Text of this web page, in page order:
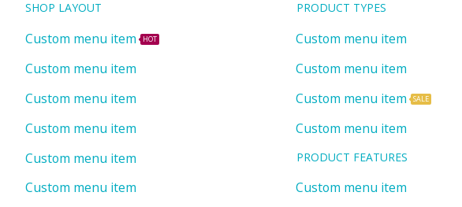
SHOP LAYOUT
Custom menu item HOT
Custom menu item
Custom menu item
Custom menu item
Custom menu item
Custom menu item
PRODUCT TYPES
Custom menu item
Custom menu item
Custom menu item
SALE
Custom menu item
PRODUCT FEATURES
Custom menu item